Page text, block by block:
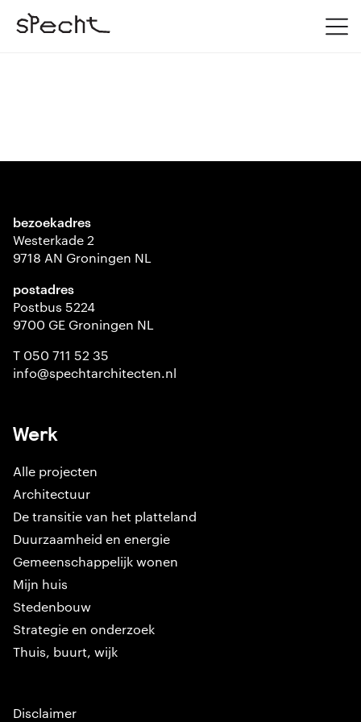
bezoekadres
Westerkade 2
9718 AN Groningen NL
postadres
Postbus 5224
9700 GE Groningen NL
T 050 711 52 35
info@spechtarchitecten.nl
Werk
Alle projecten
Architectuur
De transitie van het platteland
Duurzaamheid en energie
Gemeenschappelijk wonen
Mijn huis
Stedenbouw
Strategie en onderzoek
Thuis, buurt, wijk
Disclaimer